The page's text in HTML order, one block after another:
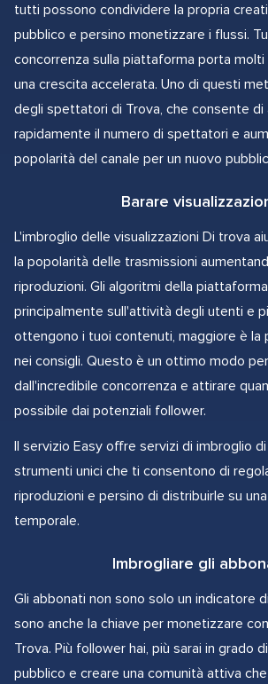
tutti possono condividere la propria
pubblico e persino monetizzare i flussi.
concorrenza sulla piattaforma porta
una crescita accelerata. Uno di questi
degli spettatori di Trova, che consente di
rapidamente il numero di spettatori e
popolarità del canale per un nuovo
Barare
L'imbroglio delle visualizzazioni Di trova
la popolarità delle trasmissioni
riproduzioni. Gli algoritmi della
principalmente sull'attività degli utenti e
ottengono i tuoi contenuti, maggiore è la
nei consigli. Questo è un ottimo modo
dall'incredibile concorrenza e attirare
possibile dai potenziali follower.
Il servizio Easy offre servizi di imbroglio
strumenti unici che ti consentono di
riproduzioni e persino di distribuirle su
temporale.
Imbrogliare gli
Gli abbonati non sono solo un indicatore
sono anche la chiave per monetizzare
Trova. Più follower hai, più sarai in grado
pubblico e creare una comunità attiva